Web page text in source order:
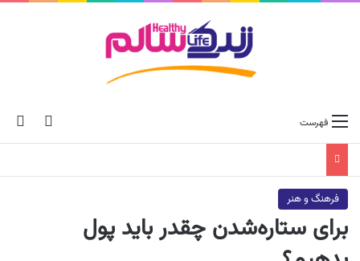
skin فهرست
فرهنگ و هنر
برای ستاره‌شدن چقدر باید پول